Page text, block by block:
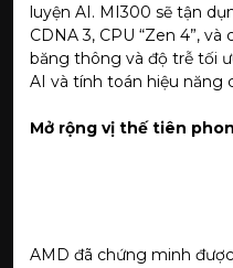
luyện AI. MI300 sẽ tận
CDNA 3, CPU “Zen 4”,
băng thông và độ trễ tối
AI và tính toán hiệu năng
Mở rộng vị thế tiên
AMD đã chứng minh